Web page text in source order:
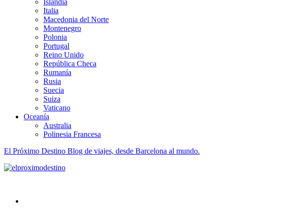
Islandia
Italia
Macedonia del Norte
Montenegro
Polonia
Portugal
Reino Unido
República Checa
Rumanía
Rusia
Suecia
Suiza
Vaticano
Oceanía
Australia
Polinesia Francesa
El Próximo Destino Blog de viajes, desde Barcelona al mundo.